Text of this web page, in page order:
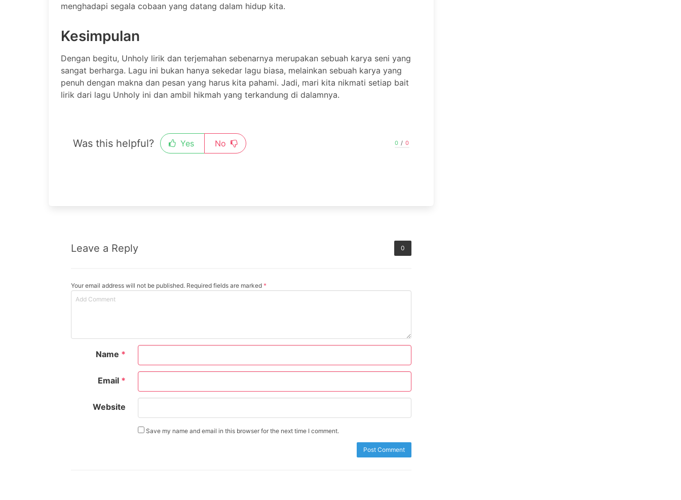
menghadapi segala cobaan yang datang dalam hidup kita.
Kesimpulan
Dengan begitu, Unholy lirik dan terjemahan sebenarnya merupakan sebuah karya seni yang
sangat berharga. Lagu ini bukan hanya sekedar lagu biasa, melainkan sebuah karya yang
penuh dengan makna dan pesan yang harus kita pahami. Jadi, mari kita nikmati setiap bait
lirik dari lagu Unholy ini dan ambil hikmah yang terkandung di dalamnya.
Was this helpful? Yes No 0 / 0
Leave a Reply 0
Your email address will not be published. Required fields are marked *
Name *
Email *
Website
Save my name and email in this browser for the next time I comment.